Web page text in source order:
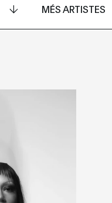
MÉS ARTISTES